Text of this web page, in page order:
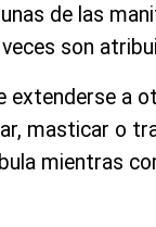
de las
son
extenderse a
masticar o
mientras